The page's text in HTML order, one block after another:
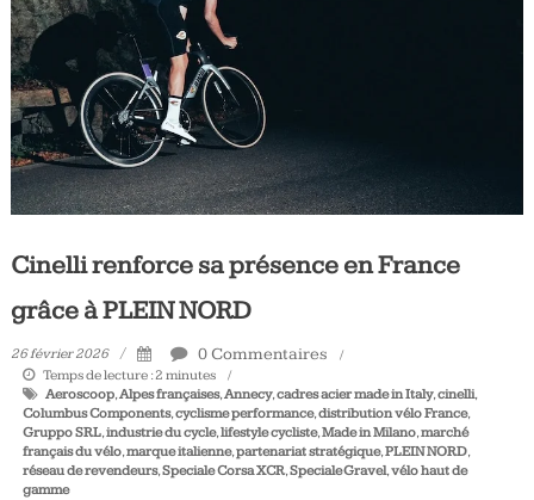
Tous
les
jours,
votre
actualité
vélo
et
triathlon
Cinelli renforce sa présence en France
grâce à PLEIN NORD
26 février 2026 0 Commentaires
Temps de lecture :2 minutes
Aeroscoop,Alpes françaises,Annecy,cadres acier made in Italy,cinelli,
Columbus Components,cyclisme performance,distribution vélo France,
Gruppo SRL,industrie du cycle,lifestyle cycliste,Made in Milano,marché
français du vélo,marque italienne,partenariat stratégique,PLEIN NORD,
réseau de revendeurs,Speciale Corsa XCR,Speciale Gravel,vélo haut de
gamme